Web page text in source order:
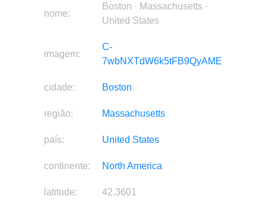
nome:
Boston · Massachusetts ·
United States
imagem:
C-
7wbNXTdW6k5tFB9QyAME
cidade: Boston
região: Massachusetts
país: United States
continente: North America
latitude: 42.3601